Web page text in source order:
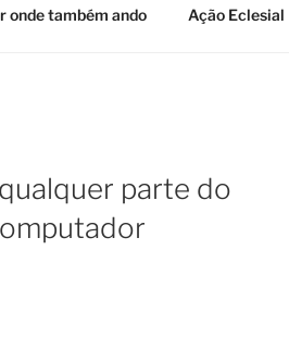
onde também ando Ação Eclesial
parte do